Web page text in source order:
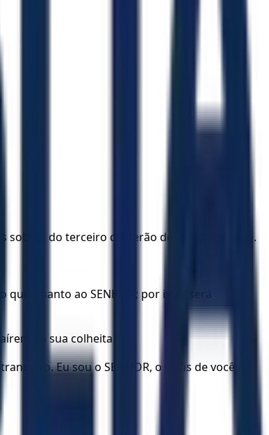
sobras do terceiro dia terão de ser queimadas.
é santo ao SENHOR; por isso, será
da sua colheita.
Eu sou o SENHOR, o Deus de vocês.